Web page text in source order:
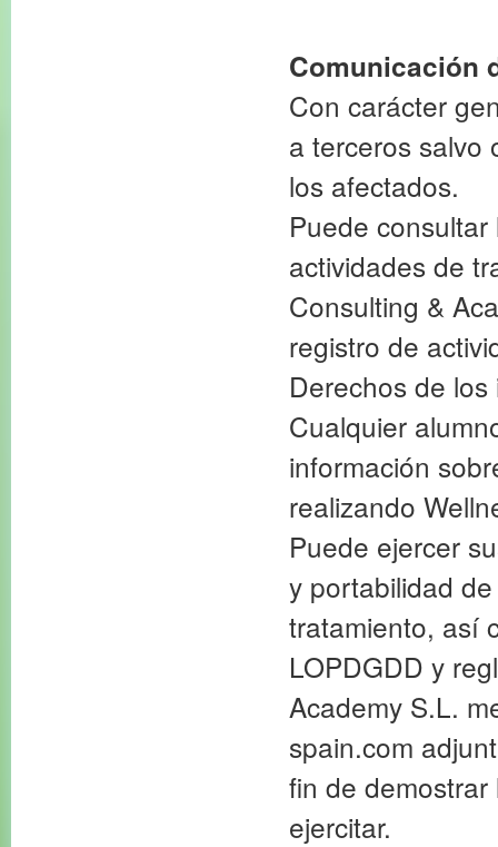
Comunicación
Con carácter
a terceros salvo
los afectados.
Puede
actividades de
Consulting &
registro de
Derechos de
Cualquier
información
realizando
Puede ejercer
y portabilidad
tratamiento, así
LOPDGDD y
Academy S.L.
spain.com
fin de
ejercitar.